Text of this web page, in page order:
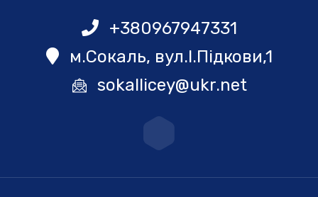
+380967947331
м.Сокаль, вул.І.Підкови,1
sokallicey@ukr.net